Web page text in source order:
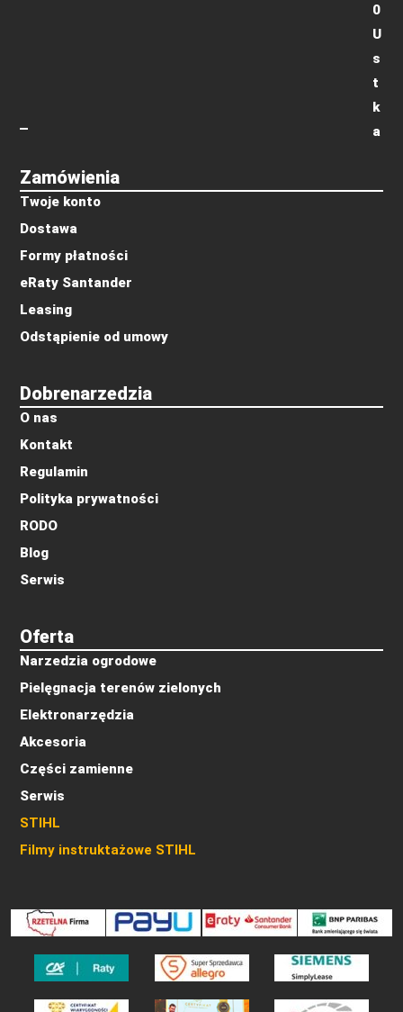
Oferta
Narzedzia ogrodowe
Pielęgnacja terenów zielonych
Elektronarzędzia
Akcesoria
Części zamienne
Serwis
STIHL
Filmy instruktażowe STIHL
Dobrenarzedzia
O nas
Kontakt
Regulamin
Polityka prywatności
RODO
Blog
Serwis
Zamówienia
Twoje konto
Dostawa
Formy płatności
eRaty Santander
Leasing
Odstąpienie od umowy
0
U
s
t
k
a